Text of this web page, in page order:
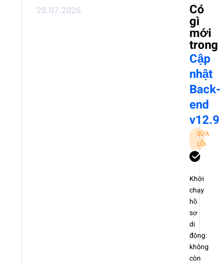
28.07.2026 Có
gì
mới
trong
Cập
nhật
Back-
end
v12.9
SỬA
LỖI
Khởi
chạy
hồ
sơ
di
động:
không
còn